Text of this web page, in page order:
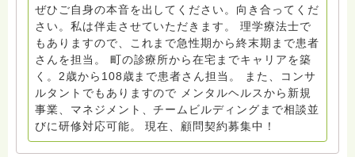
ぜひご自身の本音を出してください。向き合ってくだ
さい。私は伴走させていただきます。 理学療法士で
もありますので、これまで急性期から終末期まで患者
さんを担当。 町の診療所から在宅までキャリアを築
く。2歳から108歳まで患者さん担当。 また、コンサ
ルタントでもありますので メンタルヘルスから新規
事業、マネジメント、チームビルディングまで相談並
びに研修対応可能。 現在、顧問契約募集中！